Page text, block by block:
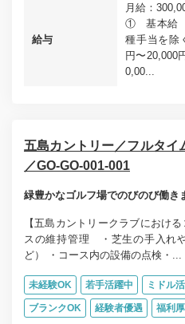
給与
月給：
① 基本給
種手当を
円〜
0,00...
五島カントリー／フルタイ
／GO-GO-001-001
緑豊かなゴルフ場でのびのび働き
【五島カントリークラブにおけ
スの維持管理 ・芝生の手入れ
ど） ・コース内の設備の点検・...
未経験OK 若手活躍中 ミドル
ブランクOK 経験者優遇 福利